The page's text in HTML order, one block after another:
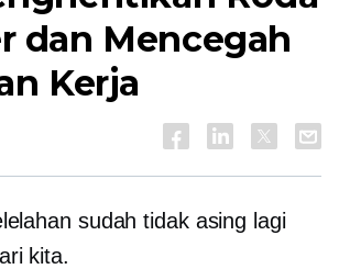
dan Mencegah
Kerja
sudah tidak asing lagi
kita.